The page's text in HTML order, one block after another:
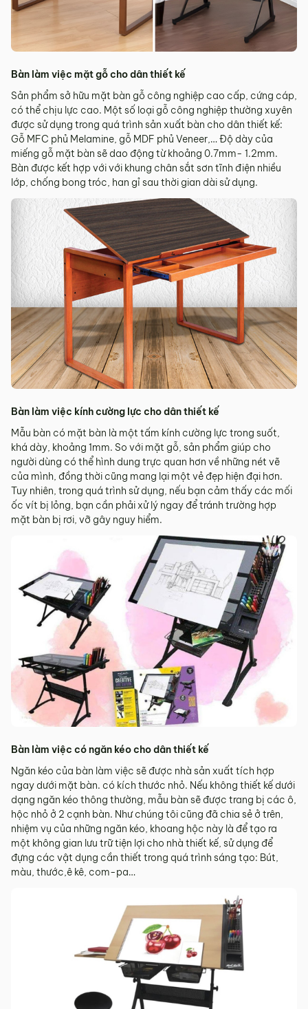
Bàn làm việc mặt gỗ cho dân thiết kế
Sản phẩm sở hữu mặt bàn gỗ công nghiệp cao cấp, cứng cáp,
có thể chịu lực cao. Một số loại gỗ công nghiệp thường xuyên
được sử dụng trong quá trình sản xuất bàn cho dân thiết kế:
Gỗ MFC phủ Melamine, gỗ MDF phủ Veneer,… Độ dày của
miếng gỗ mặt bàn sẽ dao động từ khoảng 0.7mm- 1.2mm.
Bàn được kết hợp với với khung chân sắt sơn tĩnh điện nhiều
lớp, chống bong tróc, han gỉ sau thời gian dài sử dụng.
Bàn làm việc kính cường lực cho dân thiết kế
Mẫu bàn có mặt bàn là một tấm kính cường lực trong suốt,
khá dày, khoảng 1mm. So với mặt gỗ, sản phẩm giúp cho
người dùng có thể hình dung trực quan hơn về những nét vẽ
của mình, đồng thời cũng mang lại một vẻ đẹp hiện đại hơn.
Tuy nhiên, trong quá trình sử dụng, nếu bạn cảm thấy các mối
ốc vít bị lỏng, bạn cần phải xử lý ngay để tránh trường hợp
mặt bàn bị rơi, vỡ gây nguy hiểm.
Bàn làm việc có ngăn kéo cho dân thiết kế
Ngăn kéo của bàn làm việc sẽ được nhà sản xuất tích hợp
ngay dưới mặt bàn. có kích thước nhỏ. Nếu không thiết kế dưới
dạng ngăn kéo thông thường, mẫu bàn sẽ được trang bị các ô,
hộc nhỏ ở 2 cạnh bàn. Như chúng tôi cũng đã chia sẻ ở trên,
nhiệm vụ của những ngăn kéo, khoang hộc này là để tạo ra
một không gian lưu trữ tiện lợi cho nhà thiết kế, sử dụng để
đựng các vật dụng cần thiết trong quá trình sáng tạo: Bút,
màu, thước,ê kê, com-pa…